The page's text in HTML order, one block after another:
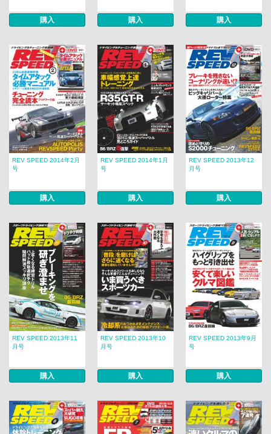
購入 購入 購入
REV SPEED 2014年2月
号
購入
REV SPEED 2014年1月
号
購入
REV SPEED 2013年12
月号
購入
REV SPEED 2013年11
月号
購入
REV SPEED 2013年10
月号
購入
REV SPEED 2013年9月
号
購入